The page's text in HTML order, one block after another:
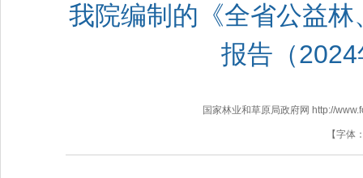
我院编制的《全省公益
报告（
国家林业和草原局政府网 http://
【字体